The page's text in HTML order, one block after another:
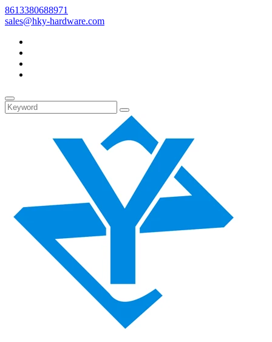
8613380688971
sales@hky-hardware.com